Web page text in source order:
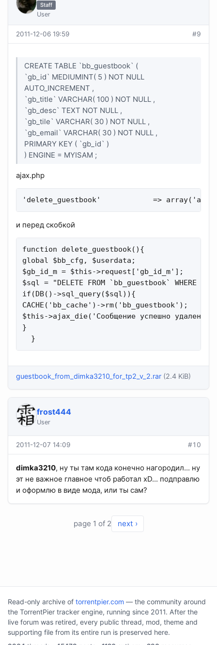
Staff
User
2011-12-06 19:59 #9
CREATE TABLE `bb_guestbook` (
`gb_id` MEDIUMINT( 5 ) NOT NULL
AUTO_INCREMENT ,
`gb_title` VARCHAR( 100 ) NOT NULL ,
`gb_desc` TEXT NOT NULL ,
`gb_tile` VARCHAR( 30 ) NOT NULL ,
`gb_email` VARCHAR( 30 ) NOT NULL ,
PRIMARY KEY ( `gb_id` )
) ENGINE = MYISAM ;
ajax.php
'delete_guestbook'            =>
и перед скобкой
function delete_guestbook(){
global $bb_cfg, $userdata;
$gb_id_m = $this->request['gb_id_m'];
$sql = "DELETE FROM `bb_guestbook` WHERE
if(DB()->sql_query($sql)){
CACHE('bb_cache')->rm('bb_guestbook');
$this->ajax_die('Сообщение успешно
}
  }
guestbook_from_dimka3210_for_tp2_v_2.rar (2.4 KiB)
frost444
User
2011-12-07 14:09 #10
dimka3210, ну ты там кода конечно нагородил... ну
эт не важное главное чтоб работал xD... подправлю
и оформлю в виде мода, или ты сам?
page 1 of 2 next ›
Read-only archive of torrentpier.com — the community around
the TorrentPier tracker engine, running since 2011. After the
live forum was retired, every public thread, mod, theme and
supporting file from its entire run is preserved here.